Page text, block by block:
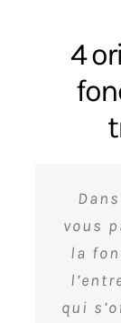
4
vous
la
qui